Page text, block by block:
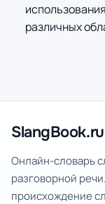
различных
SlangBook.ru
Онлайн-словарь
разговорной
происхождение